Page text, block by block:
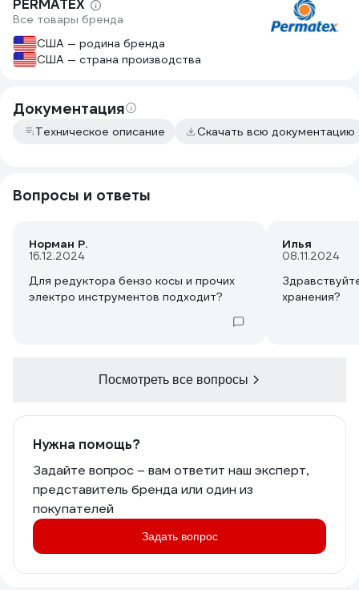
PERMATEX
Все товары бренда
США — родина бренда
США — страна производства
Документация
Техническое описание Скачать всю документацию
Вопросы и ответы
Норман Р.
16.12.2024
Для редуктора бензо косы и прочих
электро инструментов подходит?
Илья
08.11.2024
хранения?
Посмотреть все вопросы
Нужна помощь?
Задайте вопрос – вам ответит наш эксперт,
представитель бренда или один из
покупателей
Задать вопрос